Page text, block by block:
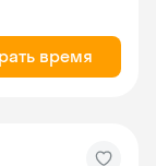
время